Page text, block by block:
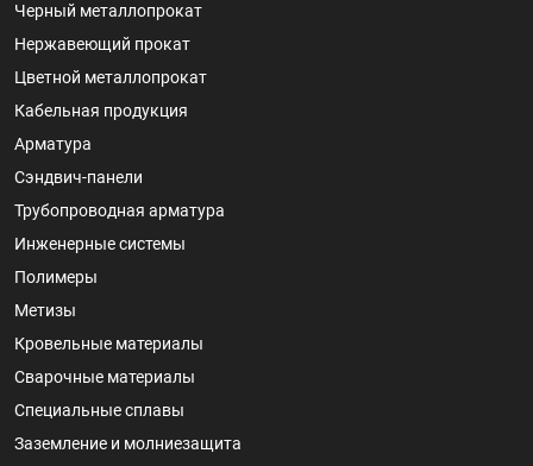
Черный металлопрокат
Нержавеющий прокат
Цветной металлопрокат
Кабельная продукция
Арматура
Сэндвич-панели
Трубопроводная арматура
Инженерные системы
Полимеры
Метизы
Кровельные материалы
Сварочные материалы
Специальные сплавы
Заземление и молниезащита